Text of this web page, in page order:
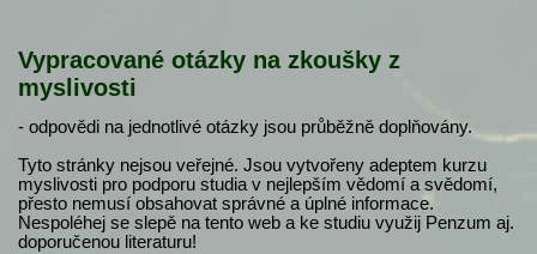
Vypracované otázky na zkoušky z
myslivosti
- odpovědi na jednotlivé otázky jsou průběžně doplňovány.
Tyto stránky nejsou veřejné. Jsou vytvořeny adeptem kurzu
myslivosti pro podporu studia v nejlepším vědomí a svědomí,
přesto nemusí obsahovat správné a úplné informace.
Nespoléhej se slepě na tento web a ke studiu využij Penzum aj.
doporučenou literaturu!